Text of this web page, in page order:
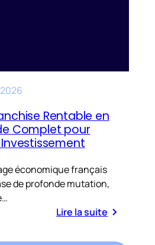
Rentable en
Complet pour
économique français
de profonde mutation,
Lire la suite